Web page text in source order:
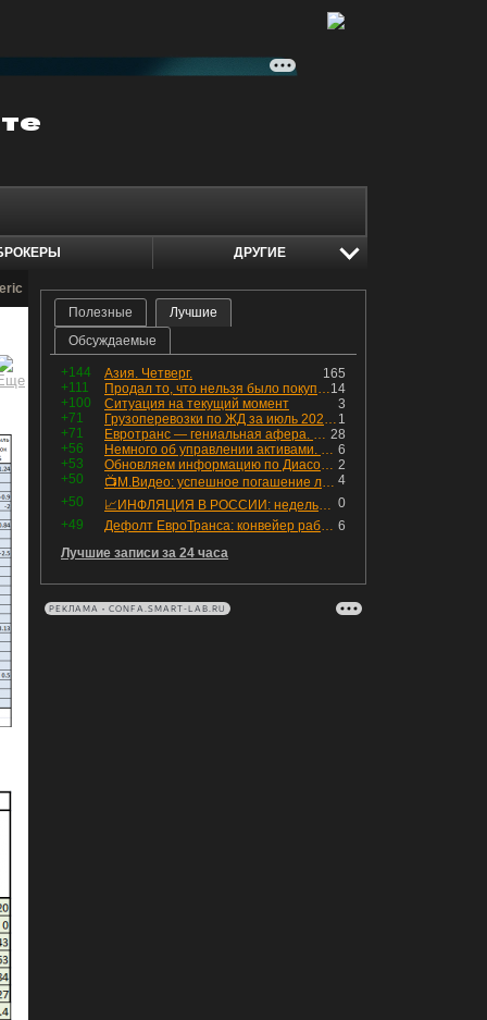
ДРУГИЕ
Полезные
Лучшие
Обсуждаемые
+144 165
Азия. Четверг.
+111
14
Продал то, что нельзя было покупать. Изменения в портфеле
+100
3
Ситуация на текущий момент
+71
1
Грузоперевозки по ЖД за июль 2026 г. — четвёртый месяц подряд роста, чёрные металлы на уровне прошлого года, а каменный уголь в плюсе.
+71
28
Евротранс — гениальная афера. Собрал с инвесторов денег, выплатил дивидендов больше текущей капитализации и ушёл в дефолт
+56
6
Немного об управлении активами. Для заинтересованных
+53
2
Обновляем информацию по Диасофту: дивиденды и выкуп
+50
4
📺М.Видео: успешное погашение любимого флоатера
+50
0
📈ИНФЛЯЦИЯ В РОССИИ: недельная дефляция, но в годовом выражении рост 😢
+49
6
Дефолт ЕвроТранса: конвейер работает исправно
Лучшие записи за 24 часа
РЕКЛАМА • CONFA.SMART-LAB.RU